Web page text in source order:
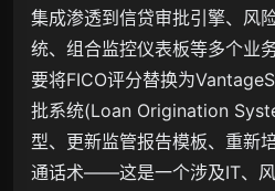
集成渗透到信贷审批引擎、风
统、组合监控仪表板等多个业
要将FICO评分替换为
批系统(Loan Origination
型、更新监管报告模板、重新
通话术——这是一个涉及IT、